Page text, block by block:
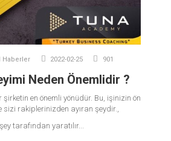
Haberler 2022-02-25 901
Neden Önemlidir ?
en önemli yönüdür. Bu, işinizin ön
sizi rakiplerinizden ayıran şeydir.,
tarafından yaratılır...